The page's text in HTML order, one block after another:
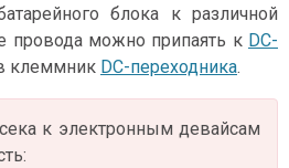
блока к различной
провода можно припаять к DC-
клеммник DC-переходника.
к электронным девайсам